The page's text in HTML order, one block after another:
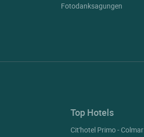
Fotodanksagungen
Top Hotels
Cit'hotel Primo - Colmar